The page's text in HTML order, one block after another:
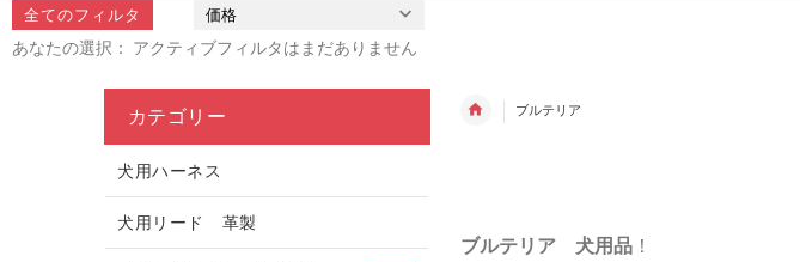
全てのフィルタ 価格
あなたの選択： アクティブフィルタはまだありません
ブルテリア
ブルテリア 犬用品！
カテゴリー
犬用ハーネス
犬用リード 革製